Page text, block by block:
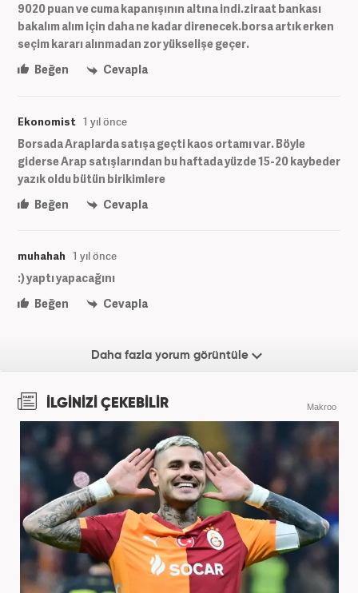
9020 puan ve cuma kapanışının altına indi.ziraat bankası
bakalım alım için daha ne kadar direnecek.borsa artık erken
seçim kararı alınmadan zor yükselişe geçer.
Beğen
Cevapla
Ekonomist 1 yıl önce
Borsada Araplarda satışa geçti kaos ortamı var. Böyle
giderse Arap satışlarından bu haftada yüzde 15-20 kaybeder
yazık oldu bütün birikimlere
Beğen
Cevapla
muhahah 1 yıl önce
:) yaptı yapacağını
Beğen
Cevapla
Daha fazla yorum görüntüle
İLGİNİZİ ÇEKEBİLİR Makroo